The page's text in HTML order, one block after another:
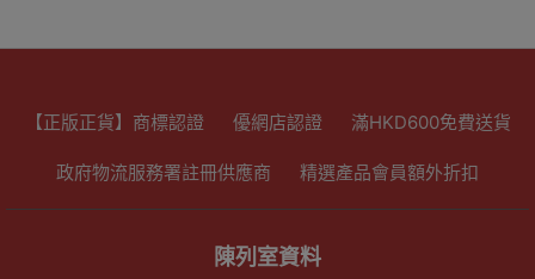
【正版正貨】商標認證 優網店認證 滿HKD600免費送貨
政府物流服務署註冊供應商 精選產品會員額外折扣
陳列室資料